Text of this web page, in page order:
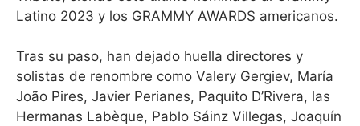
Latino 2023 y los GRAMMY AWARDS americanos.
Tras su paso, han dejado huella directores y
solistas de renombre como Valery Gergiev, María
João Pires, Javier Perianes, Paquito D’Rivera, las
Hermanas Labèque, Pablo Sáinz Villegas, Joaquín